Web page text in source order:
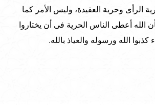
وحرية العقيدة، وليس الأمر كما
الله أعطى الناس الحرية فى أن يختاروا
الله ورسوله والعياذ بالله.